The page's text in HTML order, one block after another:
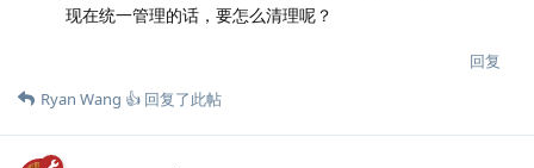
现在统一管理的话，要怎么清理呢？
回复
Ryan Wang 👍 回复了此帖